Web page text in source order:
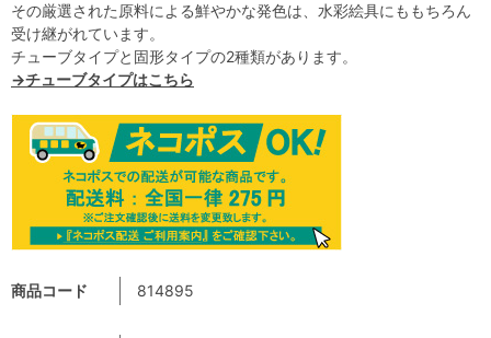
商品コード 814895
その厳選された原料による鮮やかな発色は、水彩絵具にももちろん
受け継がれています。
チューブタイプと固形タイプの2種類があります。
→チューブタイプはこちら